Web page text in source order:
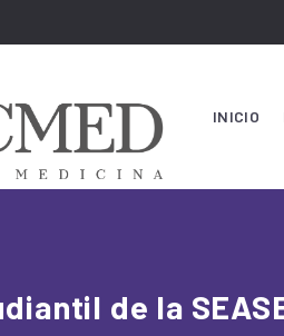
INICIO
de la